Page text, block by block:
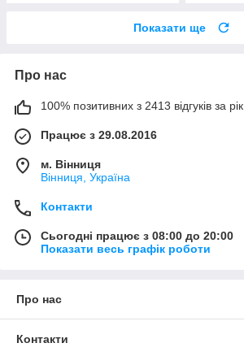
Показати ще
Про нас
100% позитивних з 2413 відгуків за рік
Працює з 29.08.2016
м. Вінниця
Вінниця, Україна
Контакти
Сьогодні працює з 08:00 до 20:00
Показати весь графік роботи
Про нас
Контакти